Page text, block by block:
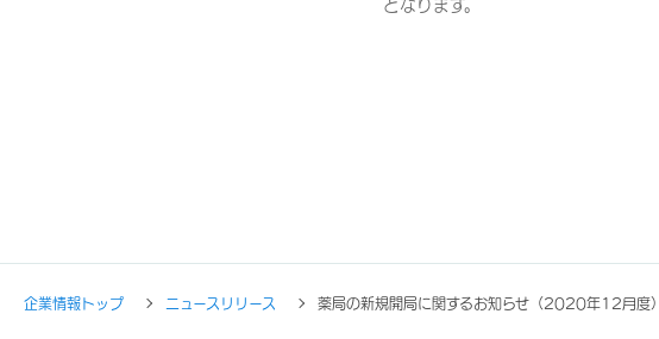
となります。
企業情報トップ ニュースリリース 薬局の新規開局に関するお知らせ（2020年12月度）